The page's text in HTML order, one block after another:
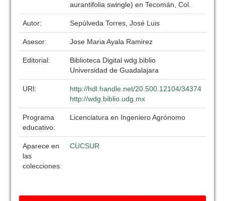
aurantifolia swingle) en Tecomán, Col.
Autor: Sepúlveda Torres, José Luis
Asesor: Jose Maria Ayala Ramirez
Editorial:
Biblioteca Digital wdg.biblio
Universidad de Guadalajara
URI:
http://hdl.handle.net/20.500.12104/34374
http://wdg.biblio.udg.mx
Programa
educativo:
Licenciatura en Ingeniero Agrónomo
Aparece en
las
colecciones:
CUCSUR